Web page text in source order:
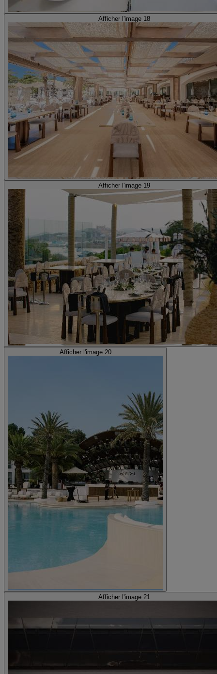
Afficher l'image 18
Afficher l'image 19
Afficher l'image 20
Afficher l'image 21